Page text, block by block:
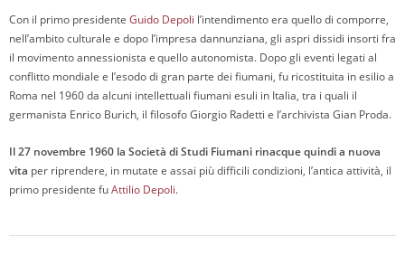
Con il primo presidente Guido Depoli l’intendimento era quello di comporre,
nell’ambito culturale e dopo l’impresa dannunziana, gli aspri dissidi insorti fra
il movimento annessionista e quello autonomista. Dopo gli eventi legati al
conflitto mondiale e l’esodo di gran parte dei fiumani, fu ricostituita in esilio a
Roma nel 1960 da alcuni intellettuali fiumani esuli in Italia, tra i quali il
germanista Enrico Burich, il filosofo Giorgio Radetti e l’archivista Gian Proda.
Il 27 novembre 1960 la Società di Studi Fiumani rinacque quindi a nuova
vita per riprendere, in mutate e assai più difficili condizioni, l’antica attività, il
primo presidente fuAttilio Depoli.